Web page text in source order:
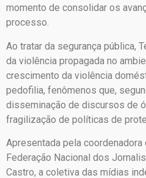
momento de consolidar os
processo.
Ao tratar da segurança pública,
da violência propagada no
crescimento da violência
pedofilia, fenômenos que,
disseminação de discursos de
fragilização de políticas de
Apresentada pela
Federação Nacional dos
Castro, a coletiva das mídias